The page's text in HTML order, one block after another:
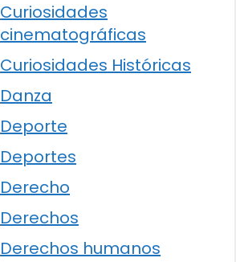
Curiosidades
cinematográficas
Curiosidades Históricas
Danza
Deporte
Deportes
Derecho
Derechos
Derechos humanos